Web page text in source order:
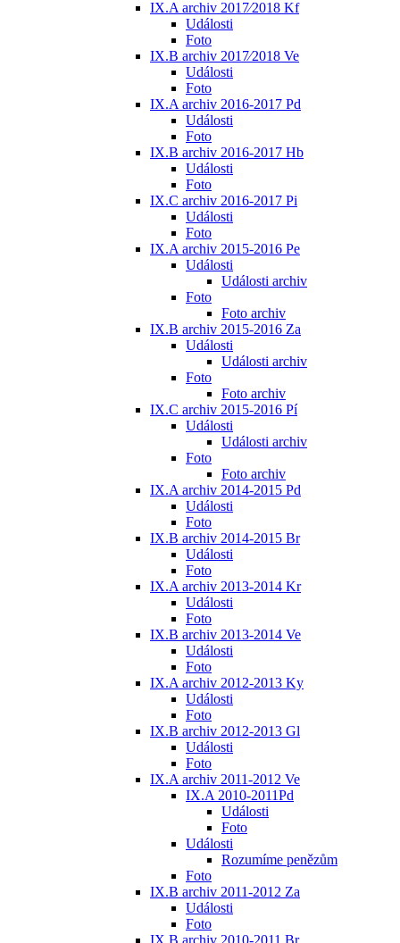
IX.A archiv 2017⁄2018 Kf
Události
Foto
IX.B archiv 2017⁄2018 Ve
Události
Foto
IX.A archiv 2016-2017 Pd
Události
Foto
IX.B archiv 2016-2017 Hb
Události
Foto
IX.C archiv 2016-2017 Pi
Události
Foto
IX.A archiv 2015-2016 Pe
Události
Události archiv
Foto
Foto archiv
IX.B archiv 2015-2016 Za
Události
Události archiv
Foto
Foto archiv
IX.C archiv 2015-2016 Pí
Události
Události archiv
Foto
Foto archiv
IX.A archiv 2014-2015 Pd
Události
Foto
IX.B archiv 2014-2015 Br
Události
Foto
IX.A archiv 2013-2014 Kr
Události
Foto
IX.B archiv 2013-2014 Ve
Události
Foto
IX.A archiv 2012-2013 Ky
Události
Foto
IX.B archiv 2012-2013 Gl
Události
Foto
IX.A archiv 2011-2012 Ve
IX.A 2010-2011Pd
Události
Foto
Události
Rozumíme penězům
Foto
IX.B archiv 2011-2012 Za
Události
Foto
IX.B archiv 2010-2011 Br